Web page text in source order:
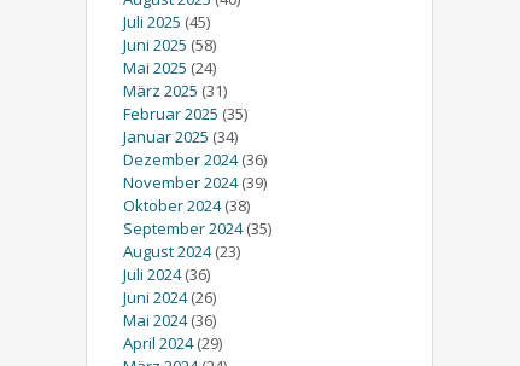
Juli 2025 (45)
Juni 2025 (58)
Mai 2025 (24)
März 2025 (31)
Februar 2025 (35)
Januar 2025 (34)
Dezember 2024(36)
November 2024(39)
Oktober 2024(38)
September 2024(35)
August 2024(23)
Juli 2024(36)
Juni 2024(26)
Mai 2024(36)
April 2024(29)